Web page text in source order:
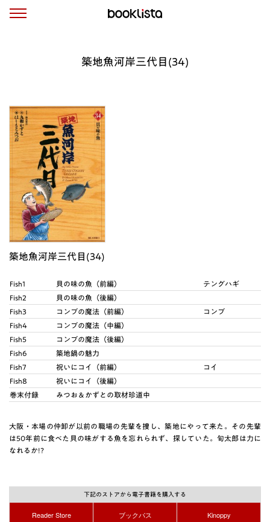
築地魚河岸三代目(34)
築地魚河岸三代目(34)
Fish1 貝の味の魚（前編）
テングハギ
Fish2
貝の味の魚（後編）
Fish3
コンブの魔法（前編）
コンブ
Fish4
コンブの魔法（中編）
Fish5
コンブの魔法（後編）
Fish6
築地鍋の魅力
Fish7
祝いにコイ（前編）
コイ
Fish8
祝いにコイ（後編）
巻末付録
みつお＆かずとの取材珍道中
大阪・本場の仲卸が以前の職場の先輩を捜し、築地にやって来た。その先輩
は50年前に食べた貝の味がする魚を忘れられず、探していた。旬太郎は力に
なれるか!?
下記のストアから電子書籍を購入する
Reader Store ブックパス Kinoppy